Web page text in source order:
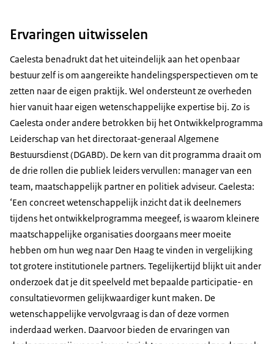
Ervaringen uitwisselen
Caelesta benadrukt dat het uiteindelijk aan het openbaar
bestuur zelf is om aangereikte handelingsperspectieven om te
zetten naar de eigen praktijk. Wel ondersteunt ze overheden
hier vanuit haar eigen wetenschappelijke expertise bij. Zo is
Caelesta onder andere betrokken bij het Ontwikkelprogramma
Leiderschap van het directoraat-generaal Algemene
Bestuursdienst (DGABD). De kern van dit programma draait om
de drie rollen die publiek leiders vervullen: manager van een
team, maatschappelijk partner en politiek adviseur. Caelesta:
‘Een concreet wetenschappelijk inzicht dat ik deelnemers
tijdens het ontwikkelprogramma meegeef, is waarom kleinere
maatschappelijke organisaties doorgaans meer moeite
hebben om hun weg naar Den Haag te vinden in vergelijking
tot grotere institutionele partners. Tegelijkertijd blijkt uit ander
onderzoek dat je dit speelveld met bepaalde participatie- en
consultatievormen gelijkwaardiger kunt maken. De
wetenschappelijke vervolgvraag is dan of deze vormen
inderdaad werken. Daarvoor bieden de ervaringen van